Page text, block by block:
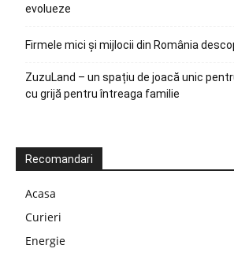
evolueze
Firmele mici și mijlocii din România
ZuzuLand – un spațiu de joacă unic
cu grijă pentru întreaga familie
Recomandari
Acasa
Curieri
Energie